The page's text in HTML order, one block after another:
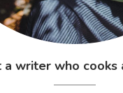
a writer who cooks